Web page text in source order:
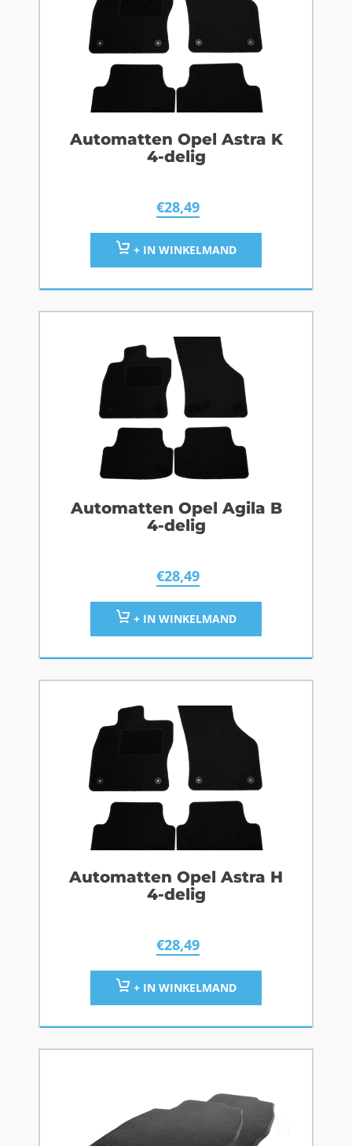
Automatten Opel Astra K
4-delig
€28,49
+ IN WINKELMAND
Automatten Opel Agila B
4-delig
€28,49
+ IN WINKELMAND
Automatten Opel Astra H
4-delig
€28,49
+ IN WINKELMAND